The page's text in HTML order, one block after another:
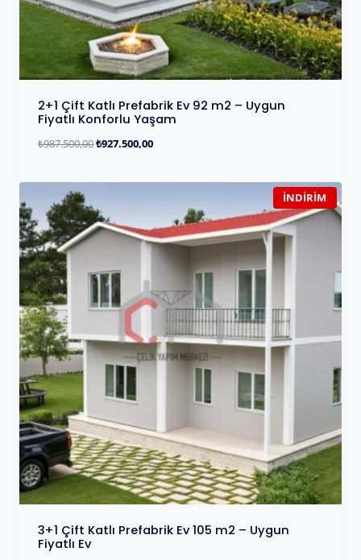
2+1 Çift Katlı Prefabrik Ev 92 m2 – Uygun
Fiyatlı Konforlu Yaşam
₺987.500,00₺927.500,00
İNDIRIM
3+1 Çift Katlı Prefabrik Ev 105 m2 – Uygun
Fiyatlı Ev